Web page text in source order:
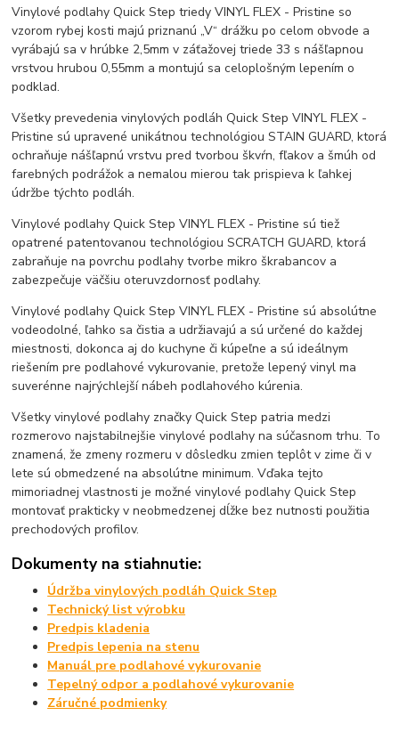
Vinylové podlahy Quick Step triedy VINYL FLEX - Pristine so
vzorom rybej kosti majú priznanú „V“ drážku po celom obvode a
vyrábajú sa v hrúbke 2,5mm v záťažovej triede 33 s nášľapnou
vrstvou hrubou 0,55mm a montujú sa celoplošným lepením o
podklad.
Všetky prevedenia vinylových podláh Quick Step VINYL FLEX -
Pristine sú upravené unikátnou technológiou STAIN GUARD, ktorá
ochraňuje nášľapnú vrstvu pred tvorbou škvŕn, fľakov a šmúh od
farebných podrážok a nemalou mierou tak prispieva k ľahkej
údržbe týchto podláh.
Vinylové podlahy Quick Step VINYL FLEX - Pristine sú tiež
opatrené patentovanou technológiou SCRATCH GUARD, ktorá
zabraňuje na povrchu podlahy tvorbe mikro škrabancov a
zabezpečuje väčšiu oteruvzdornosť podlahy.
Vinylové podlahy Quick Step VINYL FLEX - Pristine sú absolútne
vodeodolné, ľahko sa čistia a udržiavajú a sú určené do každej
miestnosti, dokonca aj do kuchyne či kúpeľne a sú ideálnym
riešením pre podlahové vykurovanie, pretože lepený vinyl ma
suverénne najrýchlejší nábeh podlahového kúrenia.
Všetky vinylové podlahy značky Quick Step patria medzi
rozmerovo najstabilnejšie vinylové podlahy na súčasnom trhu. To
znamená, že zmeny rozmeru v dôsledku zmien teplôt v zime či v
lete sú obmedzené na absolútne minimum. Vďaka tejto
mimoriadnej vlastnosti je možné vinylové podlahy Quick Step
montovať prakticky v neobmedzenej dĺžke bez nutnosti použitia
prechodových profilov.
Dokumenty na stiahnutie:
Údržba vinylových podláh Quick Step
Technický list výrobku
Predpis kladenia
Predpis lepenia na stenu
Manuál pre podlahové vykurovanie
Tepelný odpor a podlahové vykurovanie
Záručné podmienky